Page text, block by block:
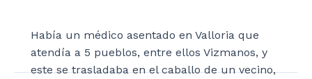
Había un médico asentado en Valloria que
atendía a 5 pueblos, entre ellos Vizmanos, y
este se trasladaba en el caballo de un vecino,